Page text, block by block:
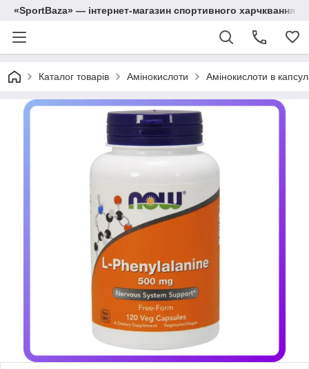
«SportBaza» — інтернет-магазин спортивного харчквання
Каталог товарів Амінокислоти Амінокислоти в